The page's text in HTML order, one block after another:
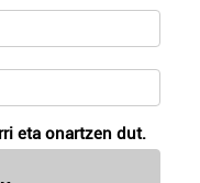
eta onartzen dut.